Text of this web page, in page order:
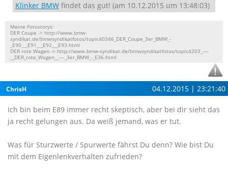
Klinker BMW findet das gut! (am 10.12.2015 um 13:48:03)
Meine Fotostorys:
DER Coupe -> http://www.bmw-
syndikat.de/bmwsyndikatfotos/topic40346_DER_Coupe_3er_BMW_-
_E90___E91___E92___E93.html
DER rote Wagen -> http://www.bmw-syndikat.de/bmwsyndikatfotos/topic4203_----
__DER_rote_Wagen__----_3er_BMW_-_E36.html
ChrisH 04.12.2015 | 23:21:40
Ich bin beim E89 immer recht skeptisch, aber bei dir sieht das
ja recht gelungen aus. Da weiß jemand, was er tut.
Was für Sturzwerte / Spurwerte fährst Du denn? Wie bist Du
mit dem Eigenlenkverhalten zufrieden?